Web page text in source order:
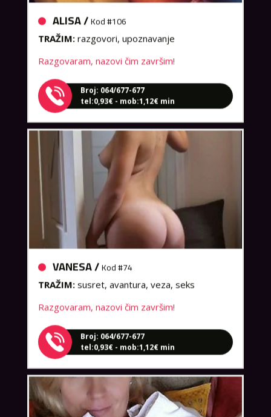
ALISA /
TRAŽIM:
razgovori, upoznavanje
Broj: 064/677-677
tel:0,93€ - mob:1,12€ min
VANESA /
TRAŽIM:
susret, avantura, veza, seks
Broj: 064/677-677
tel:0,93€ - mob:1,12€ min